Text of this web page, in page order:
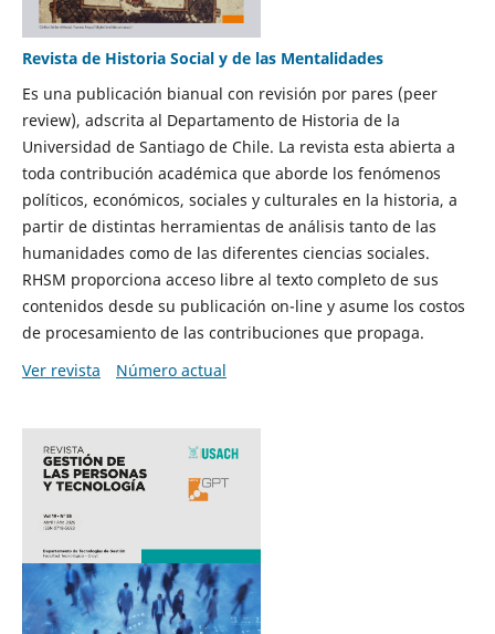
Revista de Historia Social y de las Mentalidades
Es una publicación bianual con revisión por pares (peer
review), adscrita al Departamento de Historia de la
Universidad de Santiago de Chile. La revista esta abierta a
toda contribución académica que aborde los fenómenos
políticos, económicos, sociales y culturales en la historia, a
partir de distintas herramientas de análisis tanto de las
humanidades como de las diferentes ciencias sociales.
RHSM proporciona acceso libre al texto completo de sus
contenidos desde su publicación on-line y asume los costos
de procesamiento de las contribuciones que propaga.
Ver revista
Número actual